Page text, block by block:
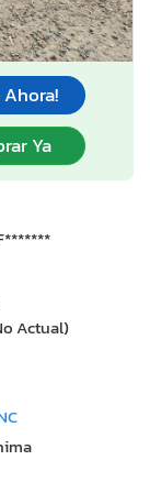
Ya
Actual)